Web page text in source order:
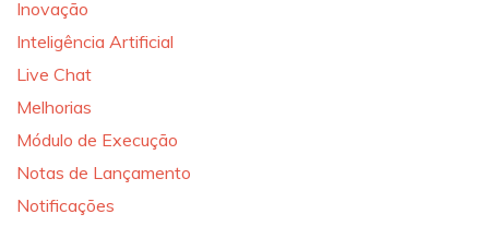
Inovação
Inteligência Artificial
Live Chat
Melhorias
Módulo de Execução
Notas de Lançamento
Notificações